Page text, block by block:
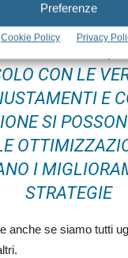
Preferenze
Cookie Policy Privacy
MARKETING
CON LE
E
SI
I
STRATEGIE
anche se siamo tutti